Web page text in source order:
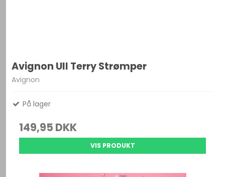
Avignon Ull Terry Strømper
Avignon
På lager
149,95 DKK
VIS PRODUKT